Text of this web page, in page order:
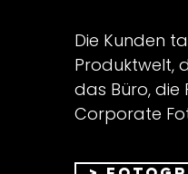
Die Kunden
Produktwelt,
das Büro, die
Corporate